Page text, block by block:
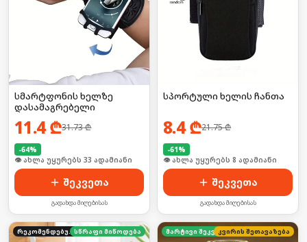
სმარტფონის ხელზე
დასამაგრებელი
11.4₾31.73₾
-64%
🛒 ბოლო 24სთ-ში იყიდა 44-მა
შეკვეთა
გადახდა მიღებისას
სპორტული ხელის ჩანთა
8.4₾21.75₾
-61%
🛒 ბოლო 24სთ-ში იყიდა 16-მა
შეკვეთა
გადახდა მიღებისას
რეკომენდებულისწრაფი მიწოდება მარტივი შეკვეთა
კვირის შეთავაზება